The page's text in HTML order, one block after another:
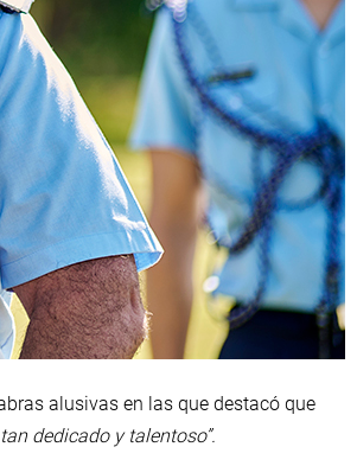
alusivas en las que destacó que
dedicado y talentoso”.